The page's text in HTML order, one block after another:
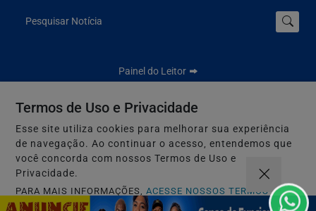
Pesquisar Notícia
Painel do Leitor
Jbn Bahia - Todos os direitos reservados.
Termos de Uso e Privacidade
Termos de Uso e Privacidade
Esse site utiliza cookies para melhorar sua experiência
de navegação. Ao continuar o acesso, entendemos que
você concorda com nossos Termos de Uso e
Privacidade.
PARA MAIS INFORMAÇÕES,ACESSE NOSSOS TERMOS
CLICANDO AQUI